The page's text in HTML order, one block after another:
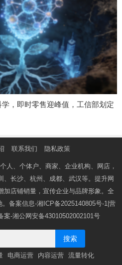
，即时零售迎峰值，工信部划定
联系我们 隐私政策
人、个体户、商家、企业机构、网店，
、长沙、杭州、成都、武汉等。提升网
加店铺销量，宣传企业与品牌形象。全
。备案信息-湘ICP备2025140805号-1 |营
案-湘公网安备43010502002101号
搜索
电商运营 内容运营 流量转化